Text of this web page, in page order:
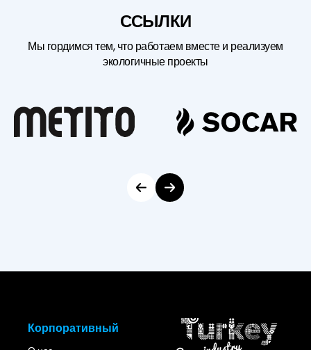
Химическая промышленность
Нефтеперерабатывающие и нефтехимические заводы
Фармацевтическая промышленность
Целлюлозно-бумажная промышленность
Системы отопления и охлаждения
При выборе промышленного насоса необходимо
ССЫЛКИ
Мы гордимся тем, что работаем вместе и реализуем
экологичные проекты
Корпоративный